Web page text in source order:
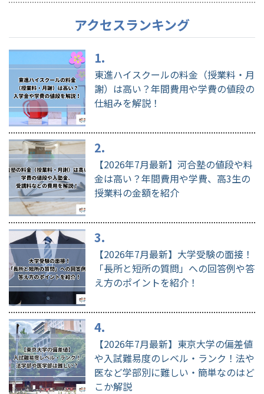
アクセスランキング
東進ハイスクールの料金（授業料・月
謝）は高い？年間費用や学費の値段の
仕組みを解説！
【2026年7月最新】河合塾の値段や料
金は高い？年間費用や学費、高3生の
授業料の金額を紹介
【2026年7月最新】大学受験の面接！
「長所と短所の質問」への回答例や答
え方のポイントを紹介！
【2026年7月最新】東京大学の偏差値
や入試難易度のレベル・ランク！法や
医など学部別に難しい・簡単なのはど
こか解説